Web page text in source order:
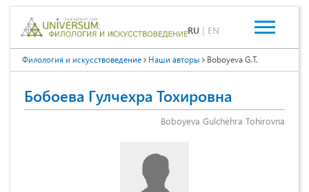
RU | EN
Филология и искусствоведение Наши авторы Boboyeva G.T.
Бобоева Гулчехра Тохировна
Boboyeva Gulchehra Tohirovna